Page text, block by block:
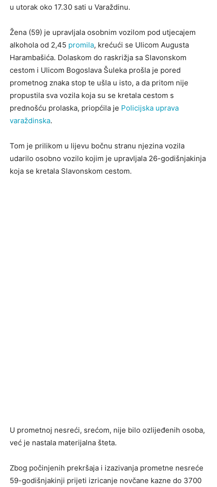
u utorak oko 17.30 sati u Varaždinu.
Žena (59) je upravljala osobnim vozilom pod utjecajem
alkohola od 2,45 promila, krećući se Ulicom Augusta
Harambašića. Dolaskom do raskrižja sa Slavonskom
cestom i Ulicom Bogoslava Šuleka prošla je pored
prometnog znaka stop te ušla u isto, a da pritom nije
propustila sva vozila koja su se kretala cestom s
prednošću prolaska, priopćila je Policijska uprava
varaždinska.
Tom je prilikom u lijevu bočnu stranu njezina vozila
udarilo osobno vozilo kojim je upravljala 26-godišnjakinja
koja se kretala Slavonskom cestom.
U prometnoj nesreći, srećom, nije bilo ozlijeđenih osoba,
već je nastala materijalna šteta.
Zbog počinjenih prekršaja i izazivanja prometne nesreće
59-godišnjakinji prijeti izricanje novčane kazne do 3700